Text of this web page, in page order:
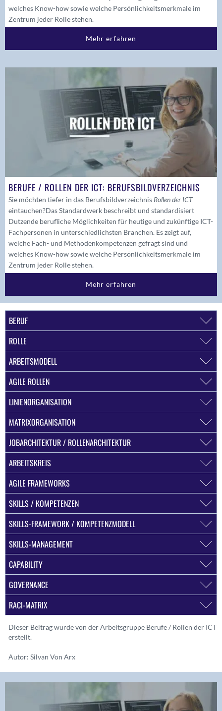
welches Know-how sowie welche Persönlichkeitsmerkmale im
Zentrum jeder Rolle stehen.
Mehr erfahren
BERUFE / ROLLEN DER ICT: BERUFSBILDVERZEICHNIS
Sie möchten tiefer in das Berufsbildverzeichnis Rollen der ICT
eintauchen?Das Standardwerk beschreibt und standardisiert
Dutzende berufliche Möglichkeiten für heutige und zukünftige ICT-
Fachpersonen in unterschiedlichsten Branchen. Es zeigt auf,
welche Fach- und Methodenkompetenzen gefragt sind und
welches Know-how sowie welche Persönlichkeitsmerkmale im
Zentrum jeder Rolle stehen.
Mehr erfahren
BERUF
ROLLE
ARBEITSMODELL
AGILE ROLLEN
LINIENORGANISATION
MATRIXORGANISATION
JOBARCHITEKTUR / ROLLENARCHITEKTUR
ARBEITSKREIS
AGILE FRAMEWORKS
SKILLS / KOMPETENZEN
SKILLS-FRAMEWORK / KOMPETENZMODELL
SKILLS-MANAGEMENT
CAPABILITY
GOVERNANCE
RACI-MATRIX
Dieser Beitrag wurde von der Arbeitsgruppe Berufe / Rollen der ICT
erstellt.
Autor: Silvan Von Arx